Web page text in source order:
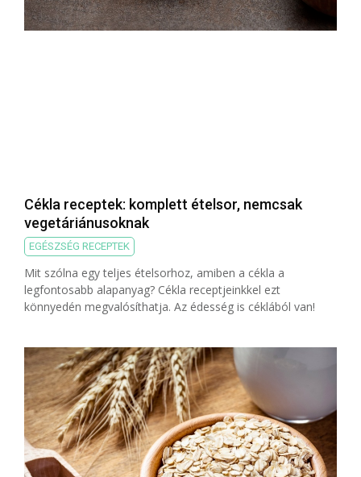
Cékla receptek: komplett ételsor, nemcsak
vegetáriánusoknak
EGÉSZSÉG RECEPTEK
Mit szólna egy teljes ételsorhoz, amiben a cékla a
legfontosabb alapanyag? Cékla receptjeinkkel ezt
könnyedén megvalósíthatja. Az édesség is céklából van!